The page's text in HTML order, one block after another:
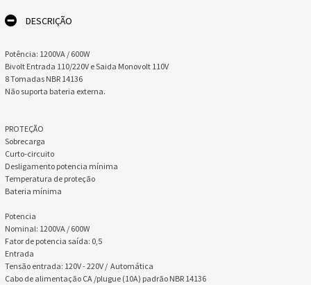
DESCRIÇÃO
Potência: 1200VA / 600W
Bivolt Entrada 110/220V e Saida Monovolt 110V
8 Tomadas NBR 14136
Não suporta bateria externa.
PROTEÇÃO
Sobrecarga
Curto-circuito
Desligamento potencia mínima
Temperatura de proteção
Bateria mínima
Potencia
Nominal: 1200VA / 600W
Fator de potencia saída: 0,5
Entrada
​Tensão entrada: 120V - 220V / Automática
Cabo de alimentação CA /plugue (10A) padrão NBR 14136